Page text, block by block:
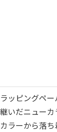
ッピングペ
いだニュー
ラーから落